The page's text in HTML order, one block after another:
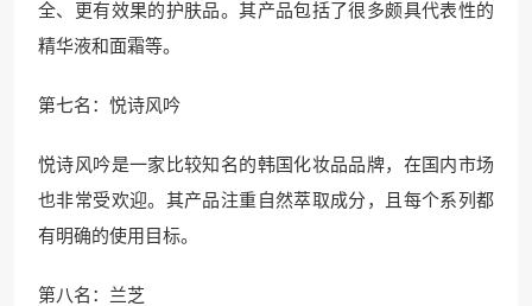
全、更有效果的护肤品。其产品包括了很多颇具代表性的
精华液和面霜等。
第七名：悦诗风吟
悦诗风吟是一家比较知名的韩国化妆品品牌，在国内市场
也非常受欢迎。其产品注重自然萃取成分，且每个系列都
有明确的使用目标。
第八名：兰芝